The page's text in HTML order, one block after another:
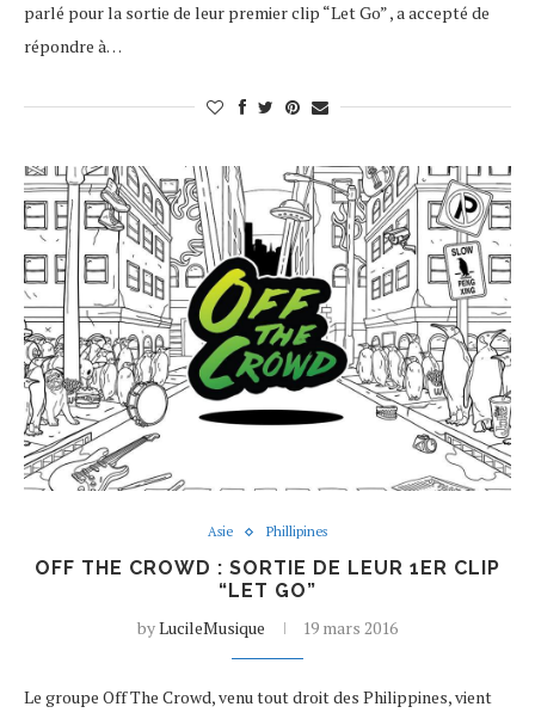
parlé pour la sortie de leur premier clip “Let Go” , a accepté de
répondre à…
Asie Phillipines
OFF THE CROWD : SORTIE DE LEUR 1ER CLIP
“LET GO”
byLucileMusique 19 mars 2016
Le groupe Off The Crowd, venu tout droit des Philippines, vient